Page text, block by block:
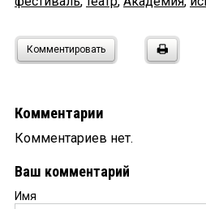
Комментировать
Комментарии
Комментариев нет.
Ваш комментарий
Имя